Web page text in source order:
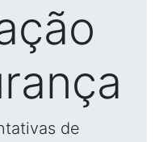
de